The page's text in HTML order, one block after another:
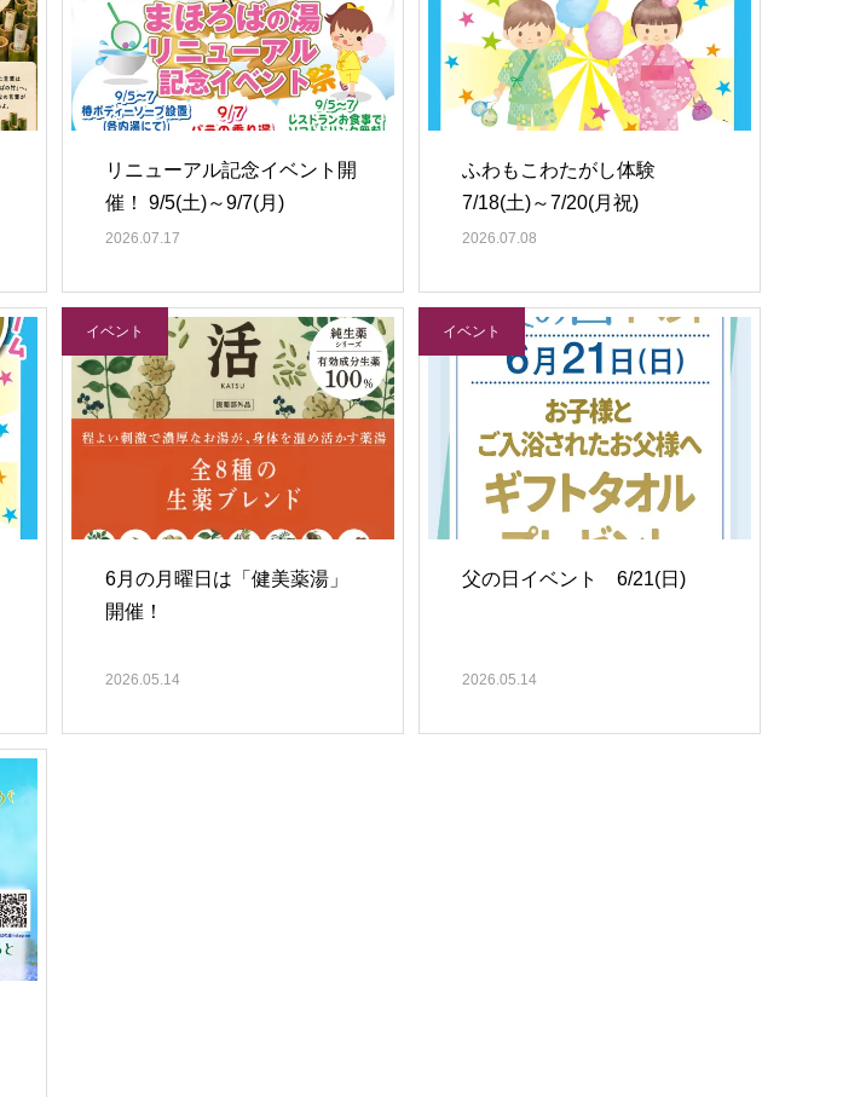
リニューアル記念イベント開
催！ 9/5(土)～9/7(月)
2026.07.17
ふわもこわたがし体験
7/18(土)～7/20(月祝)
2026.07.08
イベント
6月の月曜日は「健美薬湯」
開催！
2026.05.14
イベント
父の日イベント 6/21(日)
2026.05.14